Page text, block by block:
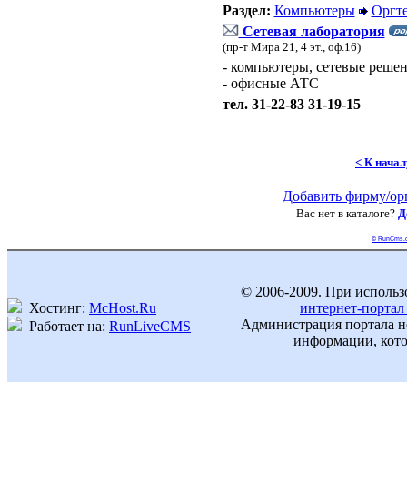
Раздел: Компьютеры
Сетевая лаборатория
(пр-т Мира 21, 4 эт., оф.16)
- компьютеры, сетевые
- офисные АТС
тел. 31-22-83 31-19-15
< К
Добавить фирму/
Вас нет в каталоге?
©
Хостинг: McHost.Ru
Работает на: RunLiveCMS
© 2006-2009. При
интернет-
Администрация портала
информации,